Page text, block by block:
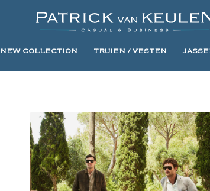
NEW COLLECTION TRUIEN / VESTEN